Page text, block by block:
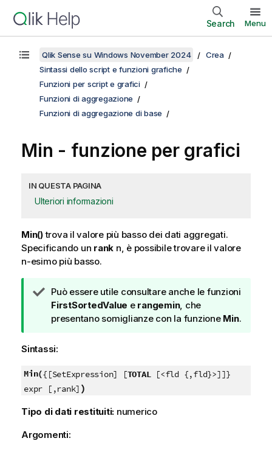
Search Menu
Qlik Sense su Windows November 2024
Crea
Sintassi dello script e funzioni grafiche
Funzioni per script e grafici
Funzioni di aggregazione
Funzioni di aggregazione di base
Min - funzione per grafici
IN QUESTA PAGINA
Ulteriori informazioni
Min()trova il valore più basso dei dati aggregati.
Specificando un rank n, è possibile trovare il valore
n-esimo più basso.
N
o
t
d
s
u
g
r
Può essere utile consultare anche le funzioni
FirstSortedValue e rangemin, che
presentano somiglianze con la funzione Min.
Sintassi:
Min({[SetExpression] [TOTAL[<fld {,fld}>]]}
expr [,rank] )
Tipo di dati restituiti: numerico
Argomenti: